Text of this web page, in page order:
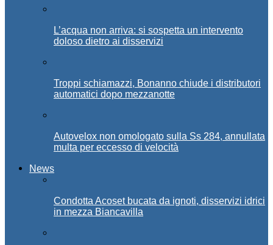
L’acqua non arriva: si sospetta un intervento
doloso dietro ai disservizi
Troppi schiamazzi, Bonanno chiude i distributori
automatici dopo mezzanotte
Autovelox non omologato sulla Ss 284, annullata
multa per eccesso di velocità
News
Condotta Acoset bucata da ignoti, disservizi idrici
in mezza Biancavilla